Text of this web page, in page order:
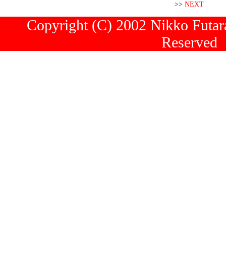
>> NEXT
Copyright (C) 2002 Nikko
Reserved